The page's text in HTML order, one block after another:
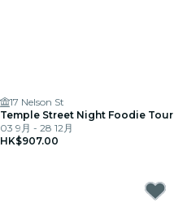
17 Nelson St
Temple Street Night Foodie Tour
03 9月 - 28 12月
HK$907.00